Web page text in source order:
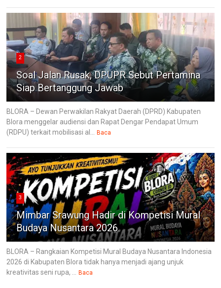
2
Soal Jalan Rusak, DPUPR Sebut Pertamina
Siap Bertanggung Jawab
BLORA – Dewan Perwakilan Rakyat Daerah (DPRD) Kabupaten
Blora menggelar audiensi dan Rapat Dengar Pendapat Umum
(RDPU) terkait mobilisasi al...
Baca
3
Mimbar Srawung Hadir di Kompetisi Mural
Budaya Nusantara 2026
BLORA – Rangkaian Kompetisi Mural Budaya Nusantara Indonesia
2026 di Kabupaten Blora tidak hanya menjadi ajang unjuk
kreativitas seni rupa, ...
Baca